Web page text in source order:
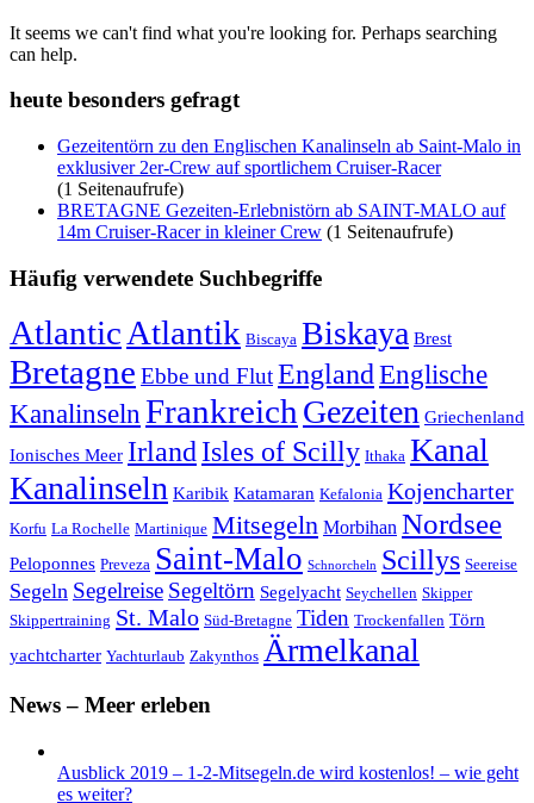
It seems we can't find what you're looking for. Perhaps searching
can help.
heute besonders gefragt
Gezeitentörn zu den Englischen Kanalinseln ab Saint-Malo in
exklusiver 2er-Crew auf sportlichem Cruiser-Racer
(1 Seitenaufrufe)
BRETAGNE Gezeiten-Erlebnistörn ab SAINT-MALO auf
14m Cruiser-Racer in kleiner Crew (1 Seitenaufrufe)
Häufig verwendete Suchbegriffe
AtlanticAtlantik Biscaya Biskaya Brest
Bretagne Ebbe und Flut EnglandEnglische
KanalinselnFrankreichGezeiten Griechenland
Ionisches Meer IrlandIsles of Scilly Ithaka Kanal
Kanalinseln Karibik Katamaran Kefalonia Kojencharter
Korfu La Rochelle Martinique Mitsegeln Morbihan Nordsee
Peloponnes Preveza Saint-Malo Schnorcheln Scillys Seereise
Segeln Segelreise Segeltörn Segelyacht Seychellen Skipper
Skippertraining St. Malo Süd-Bretagne Tiden Trockenfallen Törn
yachtcharter Yachturlaub Zakynthos Ärmelkanal
News – Meer erleben
Ausblick 2019 – 1-2-Mitsegeln.de wird kostenlos! – wie geht
es weiter?